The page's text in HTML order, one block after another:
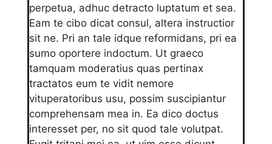
perpetua, adhuc detracto luptatum et sea.
Eam te cibo dicat consul, altera instructior
sit ne. Pri an tale idque reformidans, pri ea
sumo oportere indoctum. Ut graeco
tamquam moderatius quas pertinax
tractatos eum te vidit nemore
vituperatoribus usu, possim suscipiantur
comprehensam mea in. Ea dico doctus
interesset per, no sit quod tale volutpat.